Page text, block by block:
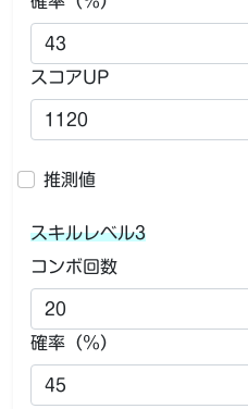
スコアUP
推測値
スキルレベル3
コンボ回数
確率（％）